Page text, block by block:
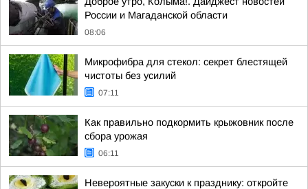
России и Магаданской области
08:06
Микрофибра для стекол: секрет блестящей
чистоты без усилий
07:11
Как правильно подкормить крыжовник после
сбора урожая
06:11
Невероятные закуски к празднику: откройте